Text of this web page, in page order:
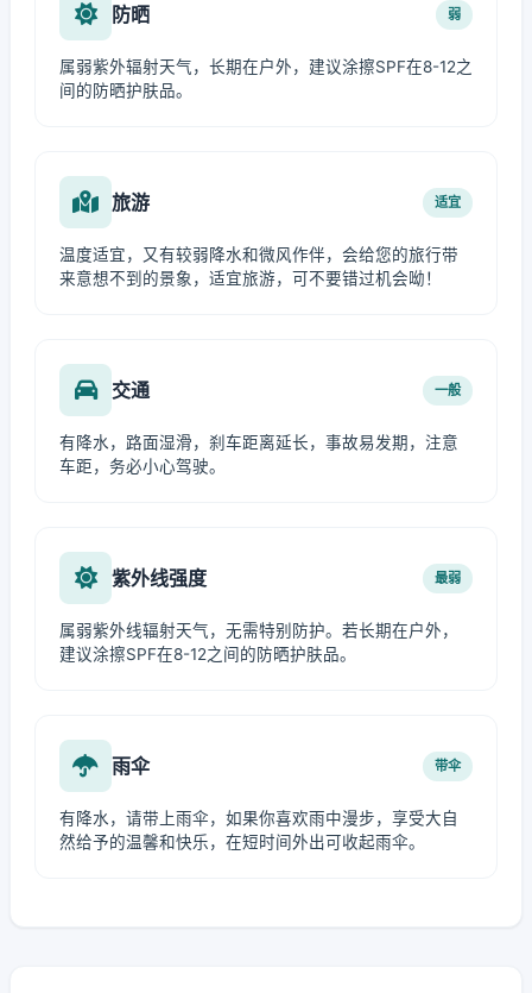
防晒 弱
属弱紫外辐射天气，长期在户外，建议涂擦SPF在8-12之
间的防晒护肤品。
旅游 适宜
温度适宜，又有较弱降水和微风作伴，会给您的旅行带
来意想不到的景象，适宜旅游，可不要错过机会呦！
交通 一般
有降水，路面湿滑，刹车距离延长，事故易发期，注意
车距，务必小心驾驶。
紫外线强度 最弱
属弱紫外线辐射天气，无需特别防护。若长期在户外，
建议涂擦SPF在8-12之间的防晒护肤品。
雨伞 带伞
有降水，请带上雨伞，如果你喜欢雨中漫步，享受大自
然给予的温馨和快乐，在短时间外出可收起雨伞。